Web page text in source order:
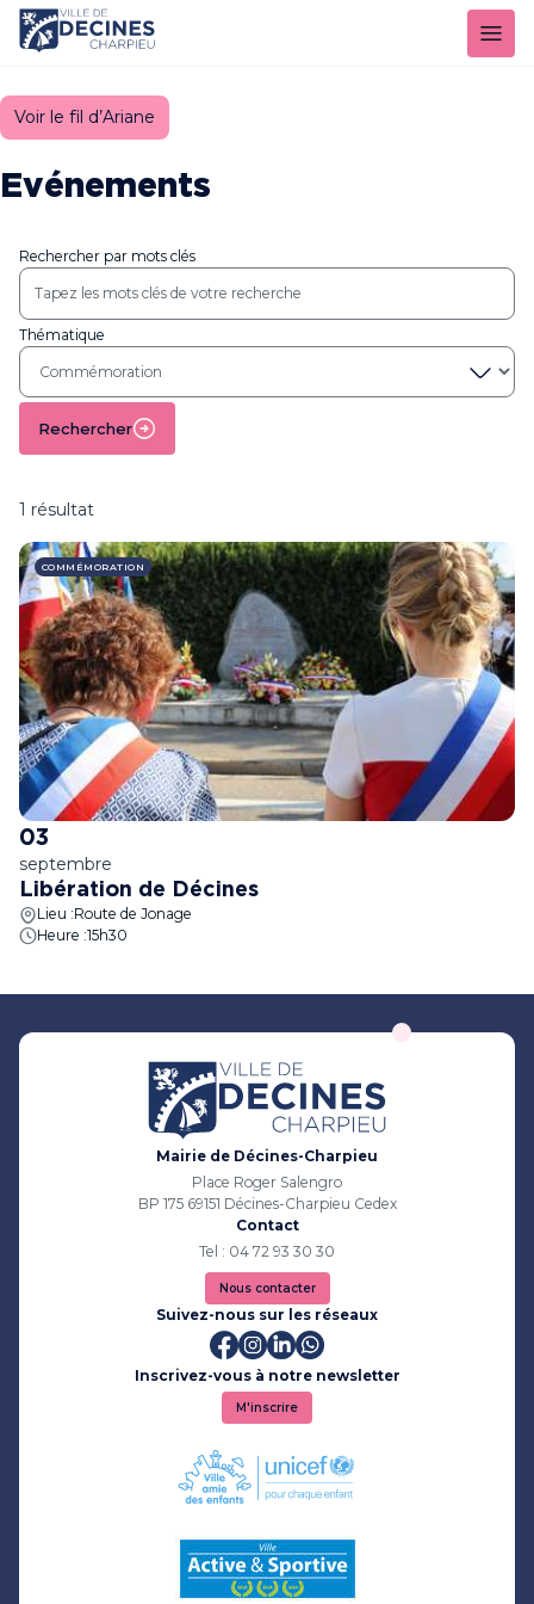
Voir le fil d’Ariane
Evénements
Rechercher par mots clés
Thématique
Rechercher
1 résultat
Libération de Décines
03
septembre
COMMÉMORATION
Lieu :Route de Jonage
Heure :15h30
Mairie de Décines-Charpieu
Place Roger Salengro
BP 175 69151 Décines-Charpieu Cedex
Contact
Tel : 04 72 93 30 30
Nous contacter
Suivez-nous sur les réseaux
Inscrivez-vous à notre newsletter
M'inscrire
Panneau de gestion des cookies